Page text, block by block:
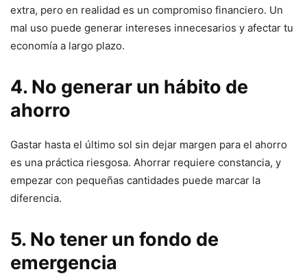
extra, pero en realidad es un compromiso financiero. Un
mal uso puede generar intereses innecesarios y afectar tu
economía a largo plazo.
4. No generar un hábito de
ahorro
Gastar hasta el último sol sin dejar margen para el ahorro
es una práctica riesgosa. Ahorrar requiere constancia, y
empezar con pequeñas cantidades puede marcar la
diferencia.
5. No tener un fondo de
emergencia